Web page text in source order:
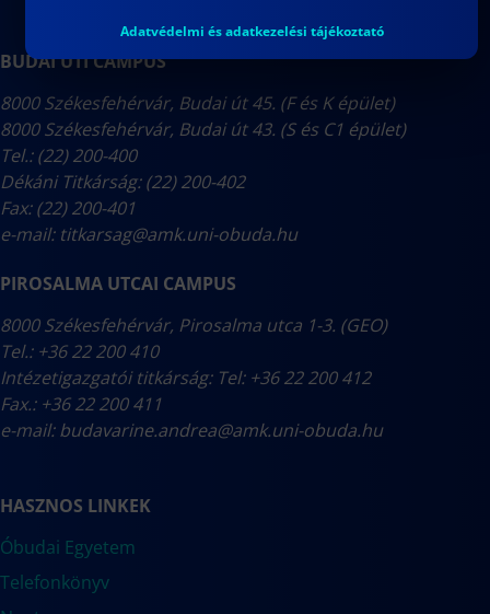
BUDAI ÚTI CAMPUS
8000 Székesfehérvár, Budai út 45. (F és K épület)
8000 Székesfehérvár, Budai út 43. (S és C1 épület)
Tel.: (22) 200-400
Dékáni Titkárság: (22) 200-402
Fax: (22) 200-401
e-mail: titkarsag@amk.uni-obuda.hu
PIROSALMA UTCAI CAMPUS
8000 Székesfehérvár, Pirosalma utca 1-3. (GEO)
Tel.: +36 22 200 410
Intézetigazgatói titkárság: Tel: +36 22 200 412
Fax.: +36 22 200 411
e-mail:budavarine.andrea@amk.uni-obuda.hu
HASZNOS LINKEK
Óbudai Egyetem
Telefonkönyv
Adatvédelmi és adatkezelési tájékoztató